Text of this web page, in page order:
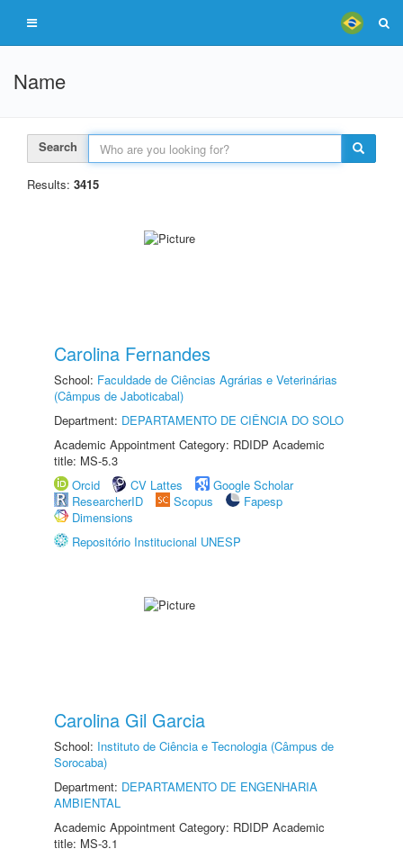
Name
Search
Results: 3415
Carolina Fernandes
School: Faculdade de Ciências Agrárias e Veterinárias
(Câmpus de Jaboticabal)
Department: DEPARTAMENTO DE CIÊNCIA DO SOLO
Academic Appointment Category: RDIDP Academic
title: MS-5.3
Orcid
CV Lattes
Google Scholar
ResearcherID
Scopus
Fapesp
Dimensions
Repositório Institucional UNESP
Carolina Gil Garcia
School: Instituto de Ciência e Tecnologia (Câmpus de
Sorocaba)
Department: DEPARTAMENTO DE ENGENHARIA
AMBIENTAL
Academic Appointment Category: RDIDP Academic
title: MS-3.1